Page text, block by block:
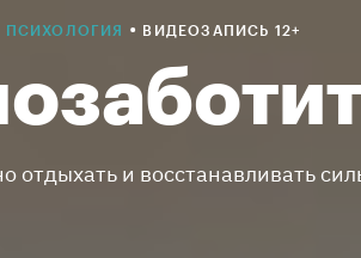
ПСИХОЛОГИЯ • ВИДЕОЗАПИСЬ 12+
отдыхать и восстанавливать